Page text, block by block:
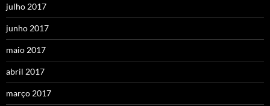
julho 2017
junho 2017
maio 2017
abril 2017
março 2017